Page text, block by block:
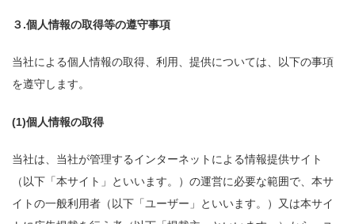
３.個人情報の取得等の遵守事項
当社による個人情報の取得、利用、提供については、以下の事項
を遵守します。
(1)個人情報の取得
当社は、当社が管理するインターネットによる情報提供サイト
（以下「本サイト」といいます。）の運営に必要な範囲で、本サ
イトの一般利用者（以下「ユーザー」といいます。）又は本サイ